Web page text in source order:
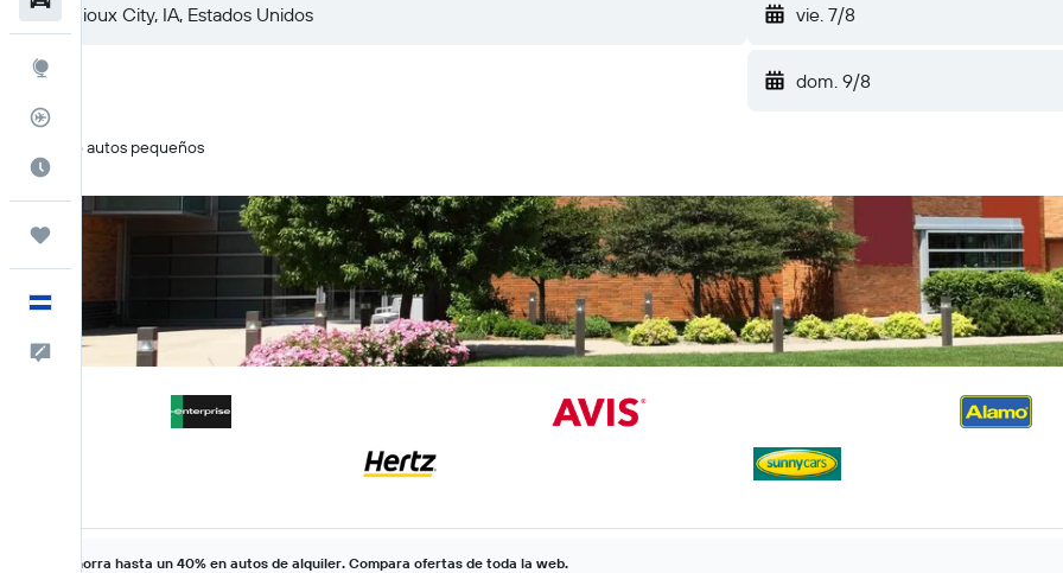
Español
Comentarios
vie. 7/8
dom. 9/8
Solo autos pequeños
Ahorra hasta un 40% en autos de alquiler. Compara ofertas de toda la web.